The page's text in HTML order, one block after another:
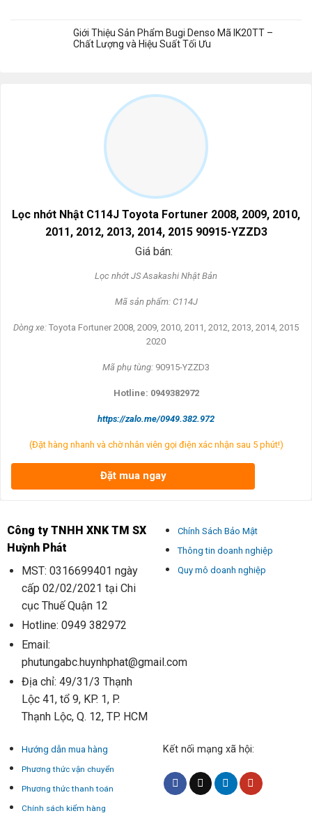
Giới Thiệu Sản Phẩm Bugi Denso Mã IK20TT –
Chất Lượng và Hiệu Suất Tối Ưu
Lọc nhớt Nhật C114J Toyota Fortuner 2008, 2009, 2010,
2011, 2012, 2013, 2014, 2015 90915-YZZD3
Giá bán:
Lọc nhớt JS Asakashi Nhật Bản
Mã sản phẩm: C114J
Dòng xe: Toyota Fortuner 2008, 2009, 2010, 2011, 2012, 2013, 2014, 2015
2020
Mã phụ tùng: 90915-YZZD3
Hotline: 0949382972
https://zalo.me/0949.382.972
(Đặt hàng nhanh và chờ nhân viên gọi điện xác nhận sau 5 phút!)
Đặt mua ngay
Công ty TNHH XNK TM SX
Huỳnh Phát
MST: 0316699401 ngày
cấp 02/02/2021 tại Chi
cục Thuế Quận 12
Hotline: 0949 382972
Email:
phutungabc.huynhphat@gmail.com
Địa chỉ: 49/31/3 Thạnh
Lộc 41, tổ 9, KP. 1, P.
Thạnh Lộc, Q. 12, TP. HCM
Chính Sách Bảo Mật
Thông tin doanh nghiệp
Quy mô doanh nghiệp
Hướng dẫn mua hàng
Phương thức vận chuyển
Phương thức thanh toán
Chính sách kiểm hàng
Kết nối mạng xã hội: